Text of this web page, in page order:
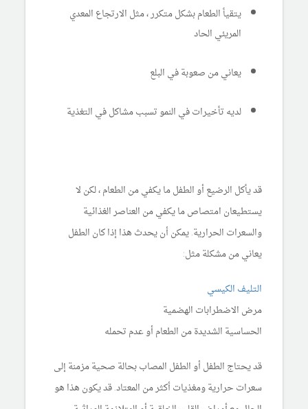
يتقيأ الطعام بشكل متكرر ، مثل الارتجاع المعدي
المريئي الحاد
يعاني من صعوبة في البلع
لديه تأخيرات في النمو تسبب مشاكل في التغذية
قد يأكل الرضيع أو الطفل ما يكفي من الطعام ، لكن لا
يستطيعان امتصاص ما يكفي من العناصر الغذائية
والسعرات الحرارية. يمكن أن يحدث هذا إذا كان الطفل
يعاني من مشكلة مثل:
التليف الكيسي
مرض الاضطرابات الهضمية
الحساسية الشديدة من الطعام أو عدم تحمله
قد يحتاج الطفل أو الطفل المصاب بحالة صحية مزمنة إلى
سعرات حرارية ومغذيات أكثر من المعتاد. قد يكون هذا هو